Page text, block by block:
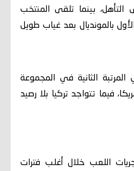
بينما تلقى المنتخب
بالمونديال بعد غياب طويل
المرتبة الثانية في المجموعة
فيما تتواجد تركيا بلا رصيد
اللعب خلال أغلب فترات